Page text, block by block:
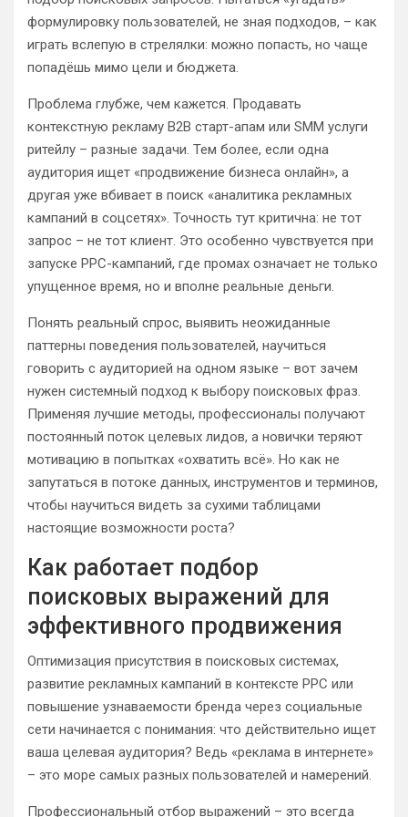
формулировку пользователей, не зная подходов, – как
играть вслепую в стрелялки: можно попасть, но чаще
попадёшь мимо цели и бюджета.
Проблема глубже, чем кажется. Продавать
контекстную рекламу B2B старт-апам или SMM услуги
ритейлу – разные задачи. Тем более, если одна
аудитория ищет «продвижение бизнеса онлайн», а
другая уже вбивает в поиск «аналитика рекламных
кампаний в соцсетях». Точность тут критична: не тот
запрос – не тот клиент. Это особенно чувствуется при
запуске PPC-кампаний, где промах означает не только
упущенное время, но и вполне реальные деньги.
Понять реальный спрос, выявить неожиданные
паттерны поведения пользователей, научиться
говорить с аудиторией на одном языке – вот зачем
нужен системный подход к выбору поисковых фраз.
Применяя лучшие методы, профессионалы получают
постоянный поток целевых лидов, а новички теряют
мотивацию в попытках «охватить всё». Но как не
запутаться в потоке данных, инструментов и терминов,
чтобы научиться видеть за сухими таблицами
настоящие возможности роста?
Как работает подбор
поисковых выражений для
эффективного продвижения
Оптимизация присутствия в поисковых системах,
развитие рекламных кампаний в контексте PPC или
повышение узнаваемости бренда через социальные
сети начинается с понимания: что действительно ищет
ваша целевая аудитория? Ведь «реклама в интернете»
– это море самых разных пользователей и намерений.
Профессиональный отбор выражений – это всегда